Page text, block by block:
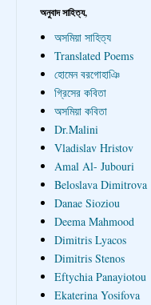
অনুবাদ সাহিত্য,
অসমিয়া সাহিত্য
Translated Poems
হোমেন বরগোহাঞি
গ্রিসের কবিতা
অসমিয়া কবিতা
Dr.Malini
Vladislav Hristov
Amal Al- Jubouri
Beloslava Dimitrova
Danae Sioziou
Deema Mahmood
Dimitris Lyacos
Dimitris Stenos
Eftychia Panayiotou
Ekaterina Yosifova